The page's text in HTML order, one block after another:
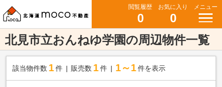
閲覧履歴
0
お気に入り
0
メニュー
北見市立おんねゆ学園の周辺物件一覧
該当物件数 1件 販売数 1 件 1～1 件を表示